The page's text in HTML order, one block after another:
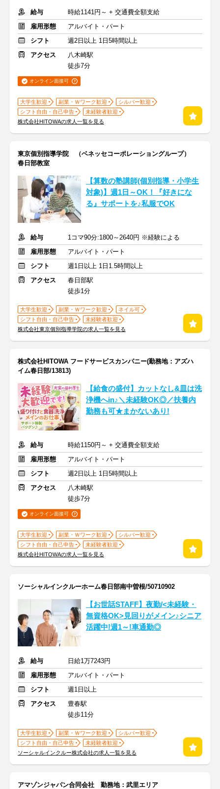
給与
時給1141円～ + 交通費全額支給
雇用形態
アルバイト・パート
シフト
週2日以上 1日5時間以上
アクセス
八木崎駅
徒歩7分
オンライン面接可
大学生歓迎 副業・Ｗワーク歓迎
シルバー歓迎
シフト自由・自己申告
未経験者歓迎
株式会社HITOWAの求人一覧を見る
東京個別指導学院 （ベネッセコーポレーショングループ）
春日部教室
【算数の塾講師(個別指導・小学生
対象)】週1日～OK！『好きにな
る』サポートを♪私服でOK
給与
1コマ90分:1800～2640円 ※経験による
雇用形態
アルバイト・パート
シフト
週1日以上 1日1.5時間以上
アクセス
春日部駅
徒歩1分
大学生歓迎 副業・Ｗワーク歓迎
ネイル可
シフト自由・自己申告
未経験者歓迎
株式会社東京個別指導学院の求人一覧を見る
株式会社HITOWA フードサービスカンパニー(勤務地：アズハ
イム春日部/13813)
【給食の盛付】カットなし&皿は洗
浄機へin♪＼未経験OK◎／扶養内
勤務も可★まかないあり!
給与
時給1150円～ + 交通費全額支給
雇用形態
アルバイト・パート
シフト
週2日以上 1日5時間以上
アクセス
八木崎駅
徒歩7分
オンライン面接可
大学生歓迎 副業・Ｗワーク歓迎
シルバー歓迎
シフト自由・自己申告
未経験者歓迎
株式会社HITOWAの求人一覧を見る
ソーシャルインクルーホーム春日部南中曽根/50710902
【お世話STAFF】夜勤/<未経験・
無資格OK>見回りがメイン♪シニア
活躍中!週1～!車通勤◎
給与
日給1万7243円
雇用形態
アルバイト・パート
シフト
週1日以上
アクセス
豊春駅
徒歩11分
大学生歓迎 副業・Ｗワーク歓迎
シルバー歓迎
シフト自由・自己申告
未経験者歓迎
ソーシャルインクルー株式会社の求人一覧を見る
アマゾンジャパン合同会社 勤務地：武里エリア